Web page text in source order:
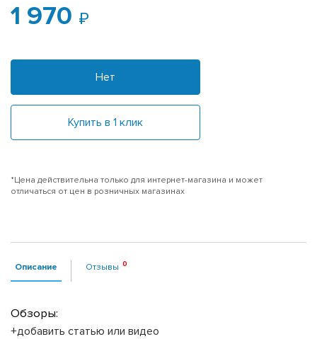
1 970
Нет
Купить в 1 клик
*Цена действительна только для интернет-магазина и может
отличаться от цен в розничных магазинах
Описание Отзывы
Обзоры:
+добавить статью или видео